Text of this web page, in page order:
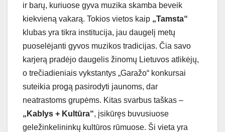
ir barų, kuriuose gyva muzika skamba beveik
kiekvieną vakarą. Tokios vietos kaip „Tamsta“
klubas yra tikra institucija, jau daugelį metų
puoselėjanti gyvos muzikos tradicijas. Čia savo
karjerą pradėjo daugelis žinomų Lietuvos atlikėjų,
o trečiadieniais vykstantys „Garažo“ konkursai
suteikia progą pasirodyti jaunoms, dar
neatrastoms grupėms. Kitas svarbus taškas –
„Kablys + Kultūra“, įsikūręs buvusiuose
geležinkelininkų kultūros rūmuose. Ši vieta yra